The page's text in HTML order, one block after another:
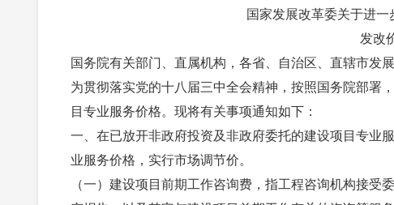
国家发展改革委关于进
发改
国务院有关部门、直属机构，各省、自治区、直辖市发
为贯彻落实党的十八届三中全会精神，按照国务院部署
目专业服务价格。现将有关事项通知如下：
一、在已放开非政府投资及非政府委托的建设项目专业
业服务价格，实行市场调节价。
（一）建设项目前期工作咨询费，指工程咨询机构接